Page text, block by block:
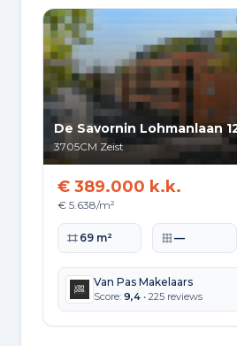
De Savornin Lohmanlaan
3705CM Zeist
€ 389.000 k.k.
€ 5.638/m²
Woonoppervlakte
69 m² —
Van Pas Makelaars
Score: 9,4 • 225 reviews